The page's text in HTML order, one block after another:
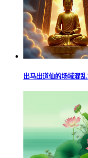
出马出道仙的场域混